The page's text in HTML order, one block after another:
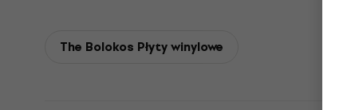
The Bolokos Płyty winylowe